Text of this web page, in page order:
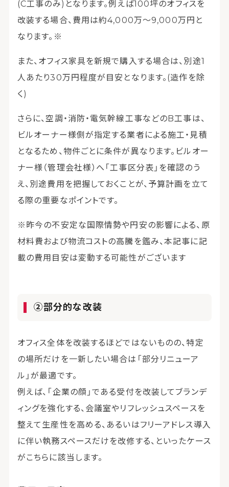
(C工事のみ)となります。例えば100坪のオフィスを
改装する場合、費用は約4,000万〜9,000万円と
なります。※
また、オフィス家具を新規で購入する場合は、別途1
人あたり30万円程度が目安となります。(造作を除
く)
さらに、空調・消防・電気幹線工事などのB工事は、
ビルオーナー様側が指定する業者による施工・見積
となるため、物件ごとに条件が異なります。ビルオー
ナー様（管理会社様）へ「工事区分表」を確認のう
え、別途費用を把握しておくことが、予算計画を立て
る際の重要なポイントです。
※昨今の不安定な国際情勢や円安の影響による、原
材料費および物流コストの高騰を鑑み、本記事に記
載の費用目安は変動する可能性がございます
②部分的な改装
オフィス全体を改装するほどではないものの、特定
の場所だけを一新したい場合は「部分リニューア
ル」が最適です。
例えば、「企業の顔」である受付を改装してブランデ
ィングを強化する、会議室やリフレッシュスペースを
整えて生産性を高める、あるいはフリーアドレス導入
に伴い執務スペースだけを改修する、といったケース
がこちらに該当します。